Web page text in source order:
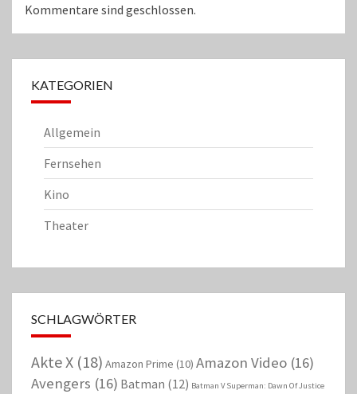
Kommentare sind geschlossen.
KATEGORIEN
Allgemein
Fernsehen
Kino
Theater
SCHLAGWÖRTER
Akte X (18) Amazon Prime (10) Amazon Video (16)
Avengers (16) Batman (12) Batman V Superman: Dawn Of Justice